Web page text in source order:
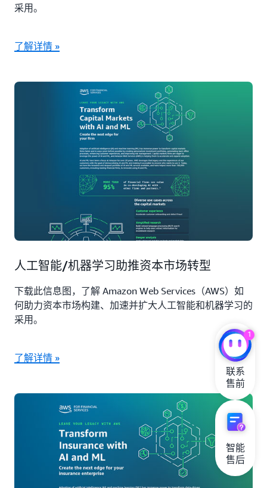
采用。
了解详情 »
人工智能/机器学习助推资本市场转型
下载此信息图，了解 Amazon Web Services（AWS）如
何助力资本市场构建、加速并扩大人工智能和机器学习的
采用。
了解详情 »
1
联系
售前
智能
售后